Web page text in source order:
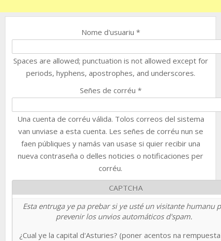
Nome d'usuariu *
Spaces are allowed; punctuation is not allowed except for
periods, hyphens, apostrophes, and underscores.
Señes de corréu *
Una cuenta de corréu válida. Tolos correos del sistema
van unviase a esta cuenta. Les señes de corréu nun se
faen públiques y namás van usase si quier recibir una
nueva contraseña o delles noticies o notificaciones per
corréu.
CAPTCHA
Esta entruga ye pa prebar si ye usté un visitante humanu
prevenir los unvios automáticos d'spam.
¿Cual ye la capital d'Asturies? (poner acentos na